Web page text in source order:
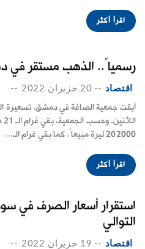
اقرأ أكثر
رسمياً.. الذهب مستقر في
اقتصاد -- 20 حزيران 2022 --
أبقت جمعية الصاغة في دمشق، تسعيرة
202000 ليرة مبيعاً. كما بقي غرام الـ...
اقرأ أكثر
استقرار أسعار الصرف في
التوالي
اقتصاد -- 19 حزيران 2022 --